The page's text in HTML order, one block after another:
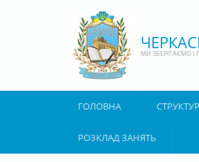
МИ ЗБЕРІГАЄМО
ГОЛОВНА
РОЗКЛАД ЗАНЯТЬ